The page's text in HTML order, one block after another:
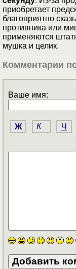
приобретает
благоприятно
противника или
применяются
мушка и целик.
Комментарии
Ваше имя:
Ж К Ч